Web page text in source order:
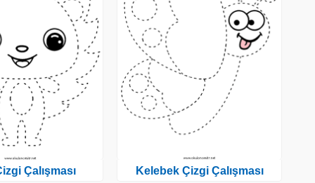
Çalışması Kelebek Çizgi Çalışması